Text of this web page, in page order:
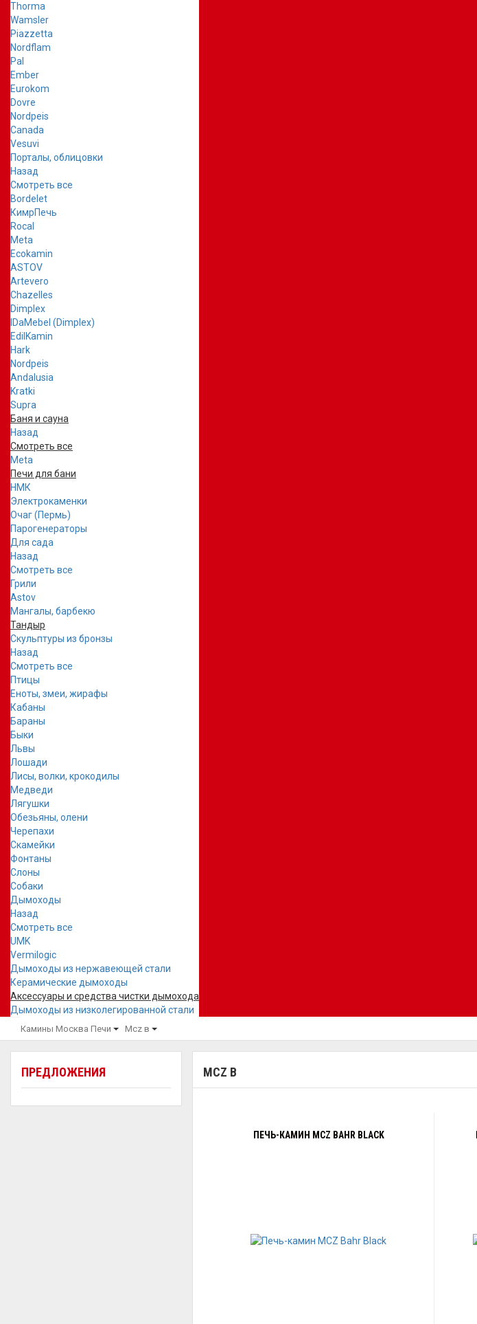
Thorma
Wamsler
Piazzetta
Nordflam
Pal
Ember
Eurokom
Dovre
Nordpeis
Canada
Vesuvi
Порталы, облицовки
Назад
Смотреть все
Bordelet
КимрПечь
Rocal
Meta
Ecokamin
ASTOV
Artevero
Chazelles
Dimplex
IDaMebel (Dimplex)
EdilKamin
Hark
Nordpeis
Andalusia
Kratki
Supra
Баня и сауна
Назад
Смотреть все
Meta
Печи для бани
НМК
Электрокаменки
Очаг (Пермь)
Парогенераторы
Для сада
Назад
Смотреть все
Грили
Astov
Мангалы, барбекю
Тандыр
Скульптуры из бронзы
Назад
Смотреть все
Птицы
Еноты, змеи, жирафы
Кабаны
Бараны
Быки
Львы
Лошади
Лисы, волки, крокодилы
Медведи
Лягушки
Обезьяны, олени
Черепахи
Скамейки
Фонтаны
Слоны
Собаки
Дымоходы
Назад
Смотреть все
UMK
Vermilogic
Дымоходы из нержавеющей стали
Керамические дымоходы
Аксессуары и средства чистки дымохода
Дымоходы из низколегированной стали
Камины Москва Печи Mcz в
ПРЕДЛОЖЕНИЯ MCZ В
ПЕЧЬ-КАМИН MCZ BAHR BLACK